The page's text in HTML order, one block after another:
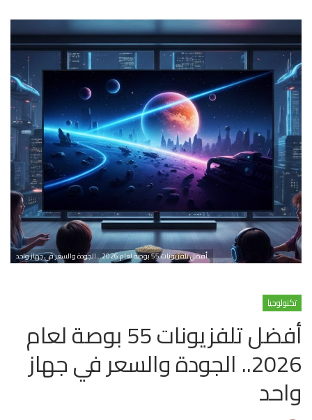
أفضل تلفزيونات 55 بوصة لعام 2026.. الجودة والسعر في جهاز واحد
تكنولوجيا
أفضل تلفزيونات 55 بوصة لعام
2026.. الجودة والسعر في جهاز
واحد